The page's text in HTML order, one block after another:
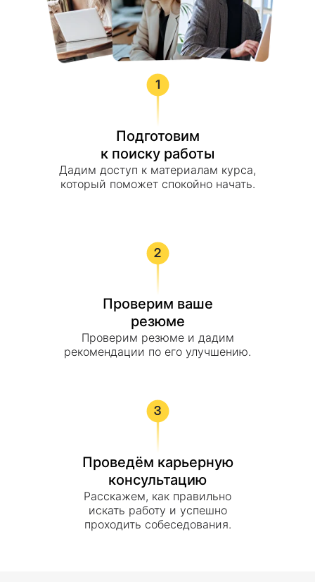
Подготовим
к поиску работы
Дадим доступ к материалам курса,
который поможет спокойно начать.
Проверим ваше
резюме
Проверим резюме и дадим
рекомендации по его улучшению.
Проведём карьерную
консультацию
Расскажем, как правильно
искать работу и успешно
проходить собеседования.